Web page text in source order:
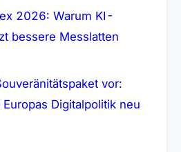
2026: Warum KI-
bessere Messlatten
vor:
Digitalpolitik neu